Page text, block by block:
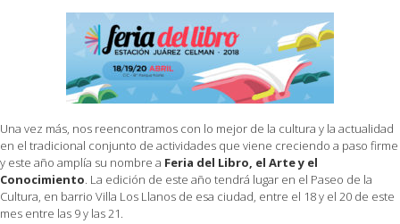
Una vez más, nos reencontramos con lo mejor de la cultura y la actualidad
en el tradicional conjunto de actividades que viene creciendo a paso firme
y este año amplía su nombre a Feria del Libro, el Arte y el
Conocimiento. La edición de este año tendrá lugar en el Paseo de la
Cultura, en barrio Villa Los Llanos de esa ciudad, entre el 18 y el 20 de este
mes entre las 9 y las 21.